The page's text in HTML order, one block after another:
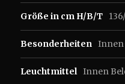
Größe in cm H/B/T
Besonderheiten Innen
Leuchtmittel Innen